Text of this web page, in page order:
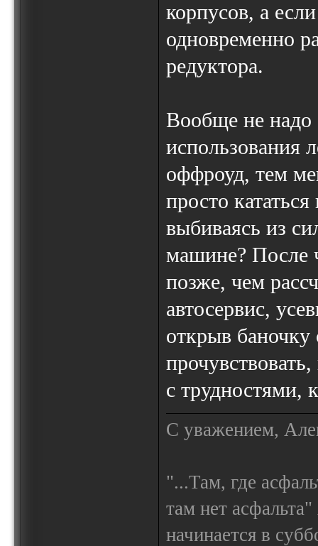
корпусов, а
одновременно
редуктора.
Вообще не надо
использования
оффроуд, тем
просто
выбиваясь из
машине? После
позже, чем
автосервис,
открыв
с трудностями,
С уважением,
"...Там, где
там нет
начинается в